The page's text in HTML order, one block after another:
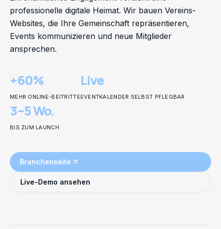
professionelle digitale Heimat. Wir bauen Vereins-
Websites, die Ihre Gemeinschaft repräsentieren,
Events kommunizieren und neue Mitglieder
ansprechen.
+60%
MEHR ONLINE-BEITRITTE
Live
EVENTKALENDER SELBST PFLEGBAR
3–5 Wo.
BIS ZUM LAUNCH
Branchenseite
Live-Demo ansehen